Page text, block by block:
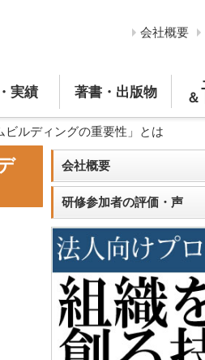
会社概要
実績 著書・出版物
＆
ルディングの重要性」とは
会社概要
研修参加者の評価・声